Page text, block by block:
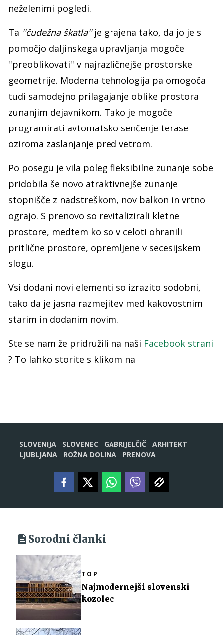
neželenimi pogledi.
Ta ''čudežna škatla''je grajena tako, da jo je s
pomočjo daljinskega upravljanja mogoče
''preoblikovati'' v najrazličnejše prostorske
geometrije. Moderna tehnologija pa omogoča
tudi samodejno prilagajanje oblike prostora
zunanjim dejavnikom. Tako je mogoče
programirati avtomatsko senčenje terase
oziroma zaslanjanje pred vetrom.
Po posegu je vila poleg fleksibilne zunanje sobe
pridobila še novo atraktivnejše zunanje
stopnišče z nadstreškom, nov balkon in vrtno
ograjo. S prenovo so revitalizirali kletne
prostore, medtem ko so v celoti ohranili
pritlične prostore, opremljene v secesijskem
slogu.
Vsi dodani novi elementi so izrazito sodobni,
tako da je jasna razmejitev med kakovostnim
starim in dodanim novim.
Ste se nam že pridružili na naši Facebook strani
? To lahko storite s klikom na
SLOVENIJA SLOVENEC GABRIJELČIČ
ARHITEKT
LJUBLJANA
ROŽNA DOLINA PRENOVA
Sorodni članki
TOP
Najmodernejši slovenski
kozolec